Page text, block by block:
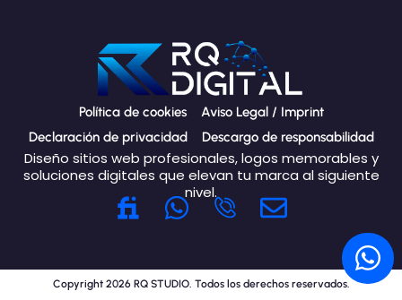
W
h
Política de cookies
Aviso Legal / Imprint
Declaración de privacidad
Descargo de responsabilidad
Diseño sitios web profesionales, logos memorables y
soluciones digitales que elevan tu marca al siguiente
nivel.
W
a
t
E
v
e
Copyright 2026 RQ STUDIO. Todos los derechos reservados.